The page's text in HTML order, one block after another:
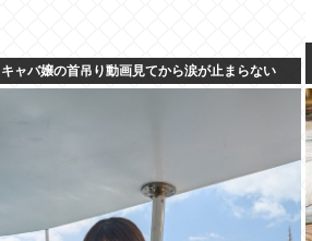
キャバ嬢の首吊り動画見てから涙が止まらない